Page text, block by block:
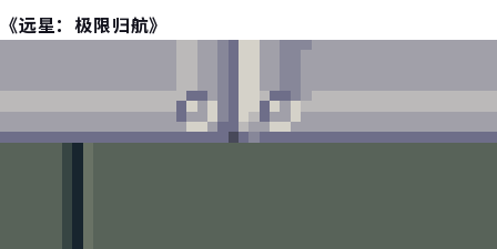
《远星：极限归航》